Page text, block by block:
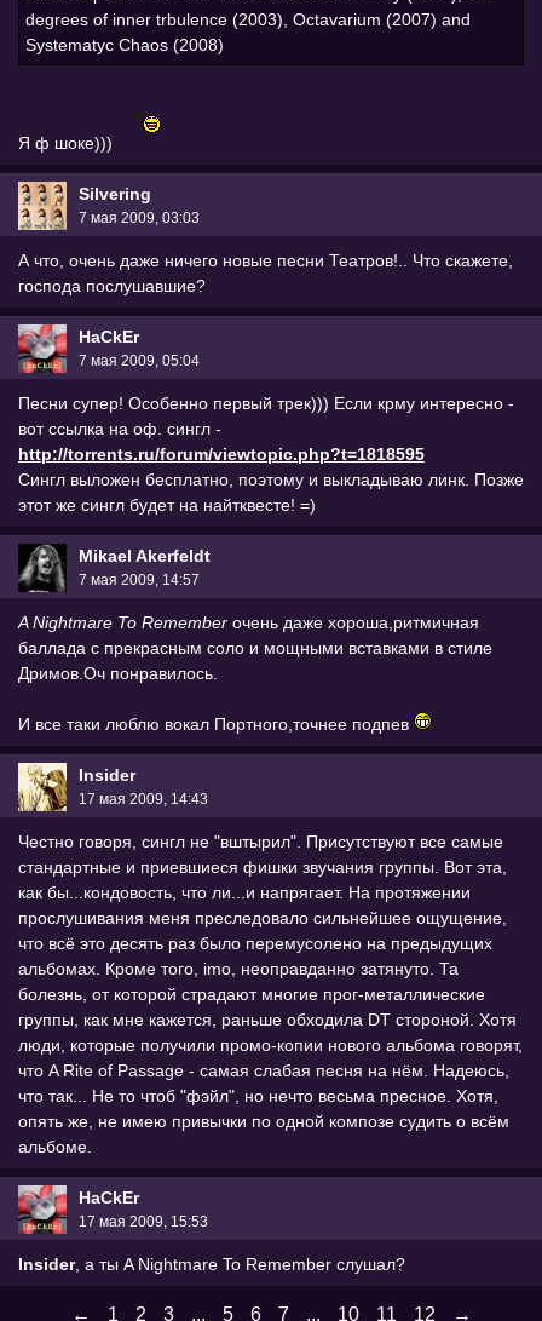
degrees of inner trbulence (2003), Octavarium (2007) and
Systematyc Chaos (2008)
Я ф шоке)))
Silvering
7 мая 2009, 03:03
А что, очень даже ничего новые песни Театров!.. Что скажете,
господа послушавшие?
HaCkEr
7 мая 2009, 05:04
Песни супер! Особенно первый трек))) Если крму интересно -
вот ссылка на оф. сингл -
http://torrents.ru/forum/viewtopic.php?t=1818595
Сингл выложен бесплатно, поэтому и выкладываю линк. Позже
этот же сингл будет на найтквесте! =)
Mikael Akerfeldt
7 мая 2009, 14:57
A Nightmare To Remember очень даже хороша,ритмичная
баллада с прекрасным соло и мощными вставками в стиле
Дримов.Оч понравилось.
И все таки люблю вокал Портного,точнее подпев
Insider
17 мая 2009, 14:43
Честно говоря, сингл не "вштырил". Присутствуют все самые
стандартные и приевшиеся фишки звучания группы. Вот эта,
как бы...кондовость, что ли...и напрягает. На протяжении
прослушивания меня преследовало сильнейшее ощущение,
что всё это десять раз было перемусолено на предыдущих
альбомах. Кроме того, imo, неоправданно затянуто. Та
болезнь, от которой страдают многие прог-металлические
группы, как мне кажется, раньше обходила DT стороной. Хотя
люди, которые получили промо-копии нового альбома говорят,
что A Rite of Passage - самая слабая песня на нём. Надеюсь,
что так... Не то чтоб "фэйл", но нечто весьма пресное. Хотя,
опять же, не имею привычки по одной композе судить о всём
альбоме.
HaCkEr
17 мая 2009, 15:53
Insider, а ты A Nightmare To Remember слушал?
← 1 2 3... 56 7 ... 10 11 12 →